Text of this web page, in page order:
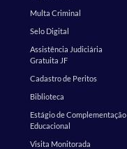
Multa Criminal
Selo Digital
Assistência Judiciária
Gratuita JF
Cadastro de Peritos
Biblioteca
Estágio de Complementação
Educacional
Visita Monitorada